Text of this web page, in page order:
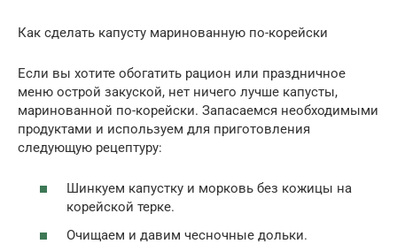
Как сделать капусту маринованную по-корейски
Если вы хотите обогатить рацион или праздничное
меню острой закуской, нет ничего лучше капусты,
маринованной по-корейски. Запасаемся необходимыми
продуктами и используем для приготовления
следующую рецептуру:
Шинкуем капустку и морковь без кожицы на
корейской терке.
Очищаем и давим чесночные дольки.